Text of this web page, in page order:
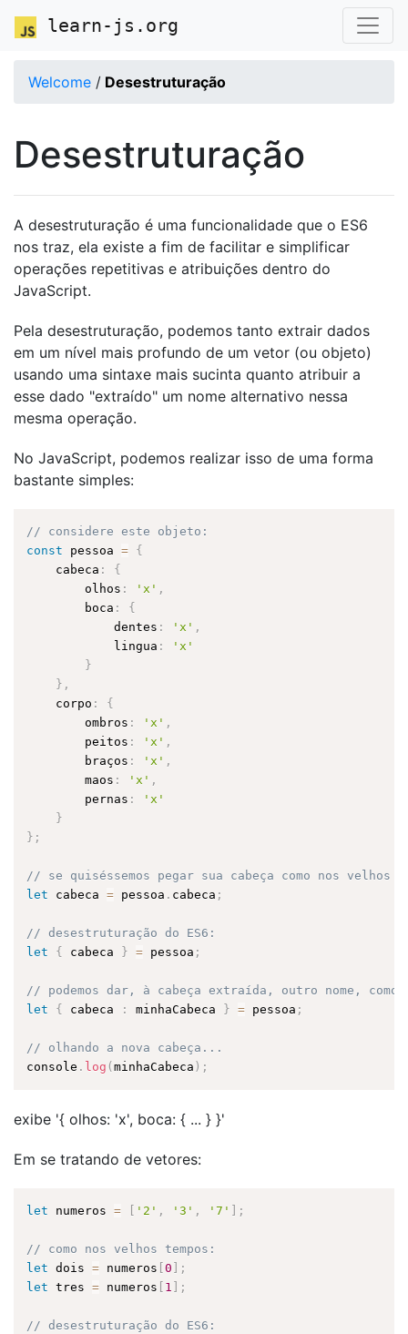
learn-js.org
Welcome / Desestruturação
Desestruturação
A desestruturação é uma funcionalidade que o ES6
nos traz, ela existe a fim de facilitar e simplificar
operações repetitivas e atribuições dentro do
JavaScript.
Pela desestruturação, podemos tanto extrair dados
em um nível mais profundo de um vetor (ou objeto)
usando uma sintaxe mais sucinta quanto atribuir a
esse dado "extraído" um nome alternativo nessa
mesma operação.
No JavaScript, podemos realizar isso de uma forma
bastante simples:
// considere este objeto:
const pessoa = {
    cabeca
:
{
        olhos
: 'x' ,
        boca
:
{
            dentes
: 'x' ,
            lingua
:
'x'
}
} ,
    corpo
:
{
        ombros
: 'x' ,
        peitos
: 'x' ,
        braços
: 'x' ,
        maos
: 'x' ,
        pernas
:
'x'
}
} ;
// se quiséssemos pegar sua cabeça como nos velhos
let cabeca = pessoa . cabeca ;
// desestruturação do ES6:
let
{ cabeca } = pessoa ;
// podemos dar, à cabeça extraída, outro nome,
let
{ cabeca : minhaCabeca } = pessoa ;
// olhando a nova cabeça...
console . log (minhaCabeca ) ;
exibe '{ olhos: 'x', boca: { ... } }'
Em se tratando de vetores:
let numeros = '2' , '3' , '7' ;
// como nos velhos tempos:
let dois = numeros [0
;
let tres = numeros 1 ;
// desestruturação do ES6: